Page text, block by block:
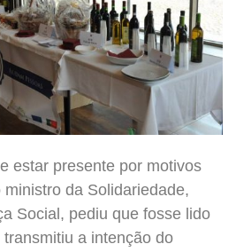
estar presente por motivos
da Solidariedade,
Social, pediu que fosse lido
a intenção do